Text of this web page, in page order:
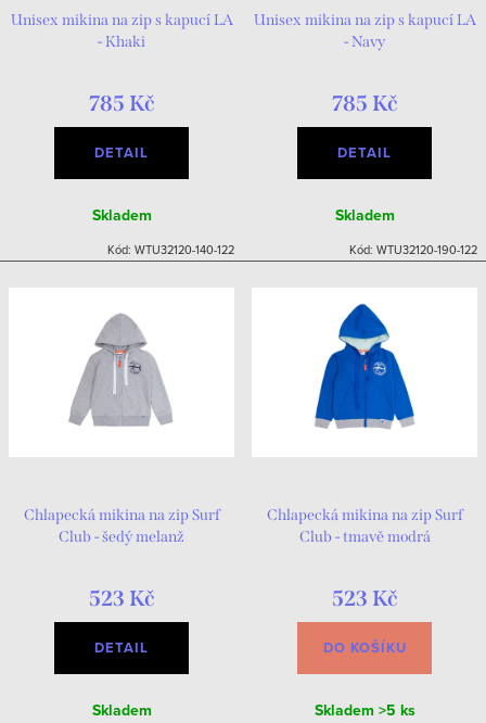
Unisex mikina na zip s kapucí LA
- Khaki
785 Kč
DETAIL
Skladem
Kód: WTU32120-140-122
Unisex mikina na zip s kapucí LA
- Navy
785 Kč
DETAIL
Skladem
Kód: WTU32120-190-122
Chlapecká mikina na zip Surf
Club - šedý melanž
523 Kč
DETAIL
Skladem
Chlapecká mikina na zip Surf
Club - tmavě modrá
523 Kč
DO KOŠÍKU
Skladem >5 ks